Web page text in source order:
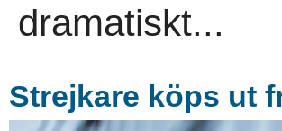
dramatiskt...
Strejkare köps ut